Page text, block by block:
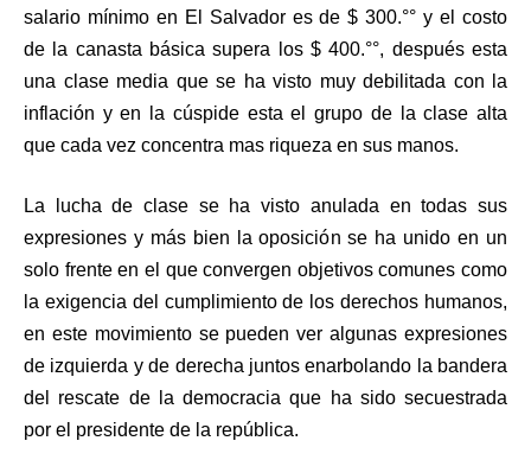
salario mínimo en El Salvador es de $ 300.°° y el costo
de la canasta básica supera los $ 400.°°, después esta
una clase media que se ha visto muy debilitada con la
inflación y en la cúspide esta el grupo de la clase alta
que cada vez concentra mas riqueza en sus manos.
La lucha de clase se ha visto anulada en todas sus
expresiones y más bien la oposición se ha unido en un
solo frente en el que convergen objetivos comunes como
la exigencia del cumplimiento de los derechos humanos,
en este movimiento se pueden ver algunas expresiones
de izquierda y de derecha juntos enarbolando la bandera
del rescate de la democracia que ha sido secuestrada
por el presidente de la república.